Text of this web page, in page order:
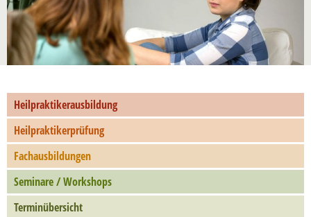
Heilpraktikerausbildung
Heilpraktikerprüfung
Fachausbildungen
Seminare / Workshops
Terminübersicht